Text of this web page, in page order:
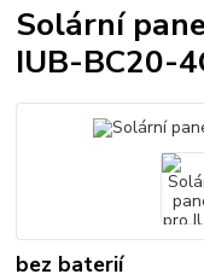
Solární
IUB-BC20-
bez baterií